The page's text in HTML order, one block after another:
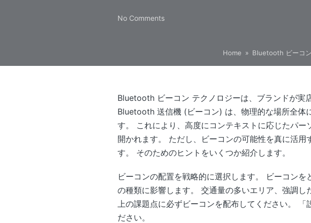
No Comments
Home » Bluetooth ビーコ
Bluetooth ビーコン テクノロジーは、ブランドが実
Bluetooth 送信機 (ビーコン) は、物理的な場所全体
す。 これにより、高度にコンテキストに応じたパ
開かれます。 ただし、ビーコンの可能性を真に活
す。 そのためのヒントをいくつか紹介します。
ビーコンの配置を戦略的に選択します。 ビーコン
の種類に影響します。 交通量の多いエリア、強調
上の課題点に必ずビーコンを配布してください。
ださい。